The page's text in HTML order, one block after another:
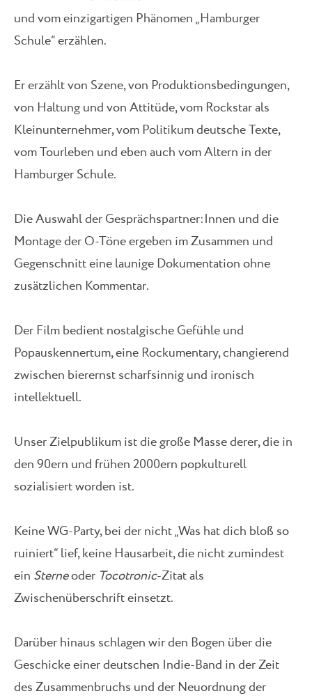
und vom einzigartigen Phänomen „Hamburger
Schule“ erzählen.
Er erzählt von Szene, von Produktionsbedingungen,
von Haltung und von Attitüde, vom Rockstar als
Kleinunternehmer, vom Politikum deutsche Texte,
vom Tourleben und eben auch vom Altern in der
Hamburger Schule.
Die Auswahl der Gesprächspartner:Innen und die
Montage der O-Töne ergeben im Zusammen und
Gegenschnitt eine launige Dokumentation ohne
zusätzlichen Kommentar.
Der Film bedient nostalgische Gefühle und
Popauskennertum, eine Rockumentary, changierend
zwischen bierernst scharfsinnig und ironisch
intellektuell.
Unser Zielpublikum ist die große Masse derer, die in
den 90ern und frühen 2000ern popkulturell
sozialisiert worden ist.
Keine WG-Party, bei der nicht „Was hat dich bloß so
ruiniert“ lief, keine Hausarbeit, die nicht zumindest
ein Sterneoder Tocotronic-Zitat als
Zwischenüberschrift einsetzt.
Darüber hinaus schlagen wir den Bogen über die
Geschicke einer deutschen Indie-Band in der Zeit
des Zusammenbruchs und der Neuordnung der